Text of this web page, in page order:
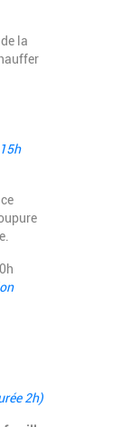
la
2h)